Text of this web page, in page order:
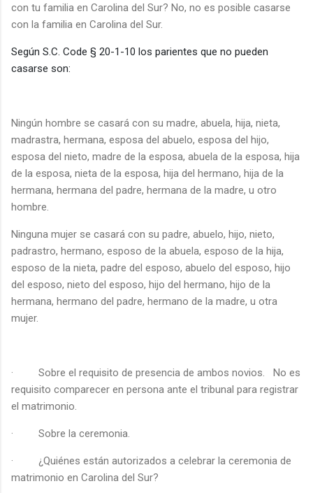
con tu familia en Carolina del Sur? No, no es posible casarse
con la familia en Carolina del Sur.
Según S.C. Code § 20-1-10 los parientes que no pueden
casarse son:
Ningún hombre se casará con su madre, abuela, hija, nieta,
madrastra, hermana, esposa del abuelo, esposa del hijo,
esposa del nieto, madre de la esposa, abuela de la esposa, hija
de la esposa, nieta de la esposa, hija del hermano, hija de la
hermana, hermana del padre, hermana de la madre, u otro
hombre.
Ninguna mujer se casará con su padre, abuelo, hijo, nieto,
padrastro, hermano, esposo de la abuela, esposo de la hija,
esposo de la nieta, padre del esposo, abuelo del esposo, hijo
del esposo, nieto del esposo, hijo del hermano, hijo de la
hermana, hermano del padre, hermano de la madre, u otra
mujer.
· Sobre el requisito de presencia de ambos novios.
No es
requisito comparecer en persona ante el tribunal para registrar
el matrimonio.
· Sobre la ceremonia.
·
¿Quiénes están autorizados a celebrar la ceremonia de
matrimonio en Carolina del Sur?